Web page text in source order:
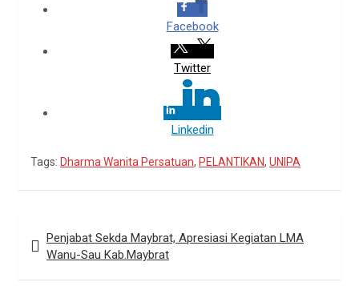
Facebook
Twitter
Linkedin
Tags: Dharma Wanita Persatuan, PELANTIKAN, UNIPA
pos
Penjabat Sekda Maybrat, Apresiasi Kegiatan LMA
Wanu-Sau Kab.Maybrat